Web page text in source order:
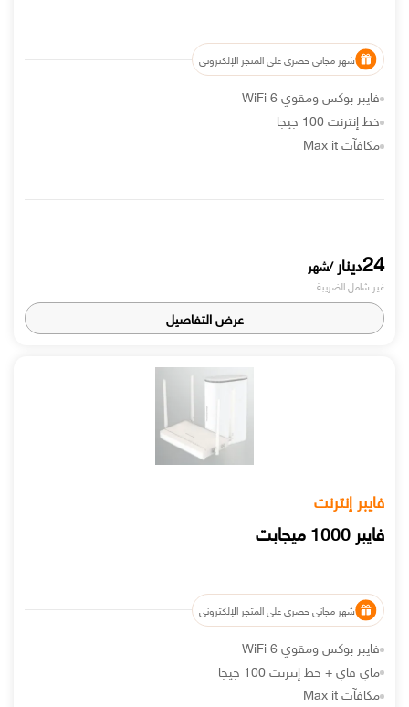
شهر مجاني حصري على المتجر الإلكتروني
فايبر بوكس ومقوي WiFi 6
خط إنترنت 100 جيجا
مكافآت Max it
24دينار/شهر
غير شامل الضريبة
عرض التفاصيل
فايبر إنترنت
فايبر 1000 ميجابت
شهر مجاني حصري على المتجر الإلكتروني
فايبر بوكس ومقوي WiFi 6
ماي فاي + خط إنترنت 100 جيجا
مكافآت Max it